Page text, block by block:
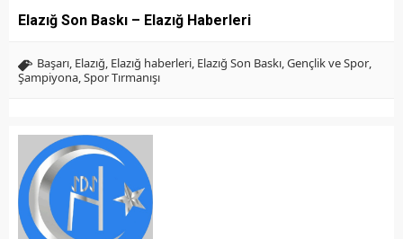
Elazığ Son Baskı – Elazığ Haberleri
Başarı, Elazığ, Elazığ haberleri, Elazığ Son Baskı,Gençlik ve Spor,
Şampiyona,Spor Tırmanışı